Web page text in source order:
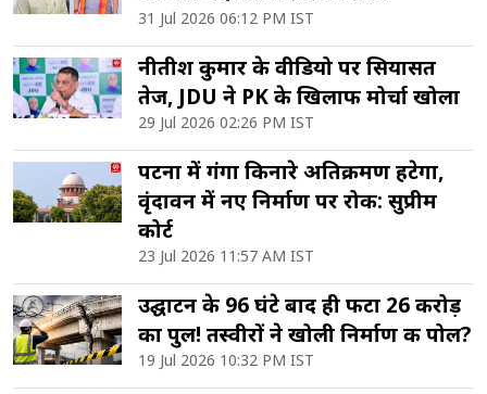
31 Jul 2026 06:12 PM IST
नीतीश कुमार के वीडियो पर सियासत
तेज, JDU ने PK के खिलाफ मोर्चा खोला
29 Jul 2026 02:26 PM IST
पटना में गंगा किनारे अतिक्रमण हटेगा,
वृंदावन में नए निर्माण पर रोक: सुप्रीम
कोर्ट
23 Jul 2026 11:57 AM IST
उद्घाटन के 96 घंटे बाद ही फटा 26 करोड़
का पुल! तस्वीरों ने खोली निर्माण की पोल?
19 Jul 2026 10:32 PM IST